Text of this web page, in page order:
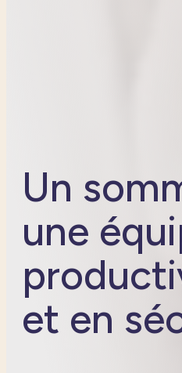
Un
une
et en